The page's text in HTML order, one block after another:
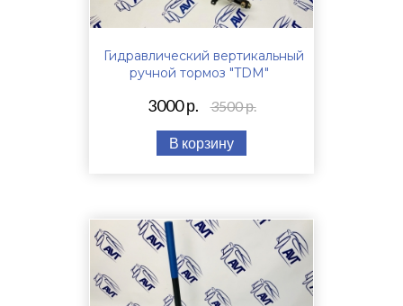
Гидравлический вертикальный
ручной тормоз "TDM"
3000 р. 3500 р.
В корзину